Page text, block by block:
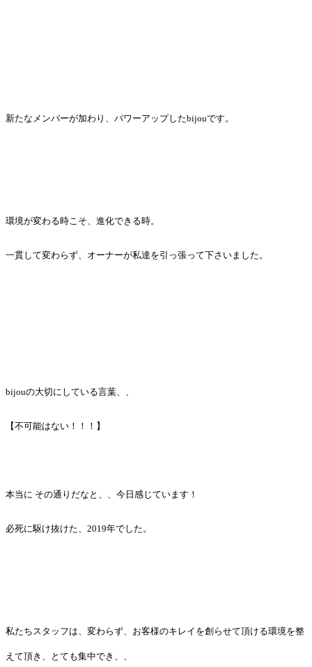
新たなメンバーが加わり、パワーアップしたbijouです。
環境が変わる時こそ、進化できる時。
一貫して変わらず、オーナーが私達を引っ張って下さいました。
bijouの大切にしている言葉、、
【不可能はない！！！】
本当に その通りだなと、、今日感じています！
必死に駆け抜けた、2019年でした。
私たちスタッフは、変わらず、お客様のキレイを創らせて頂ける環境を整
えて頂き、とても集中でき、、